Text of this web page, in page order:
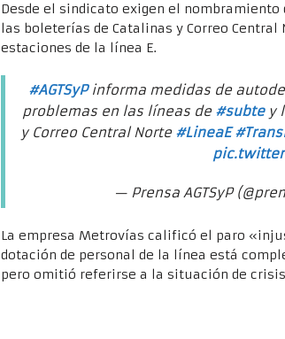
Desde el sindicato exigen el
las boleterías de Catalinas y Correo
estaciones de la línea E.
#AGTSyPinforma medidas de
problemas en las líneas de #subtey
y Correo Central Norte #LineaE
— Prensa AGTSyP
La empresa Metrovías calificó el paro
dotación de personal de la línea está
pero omitió referirse a la situación de